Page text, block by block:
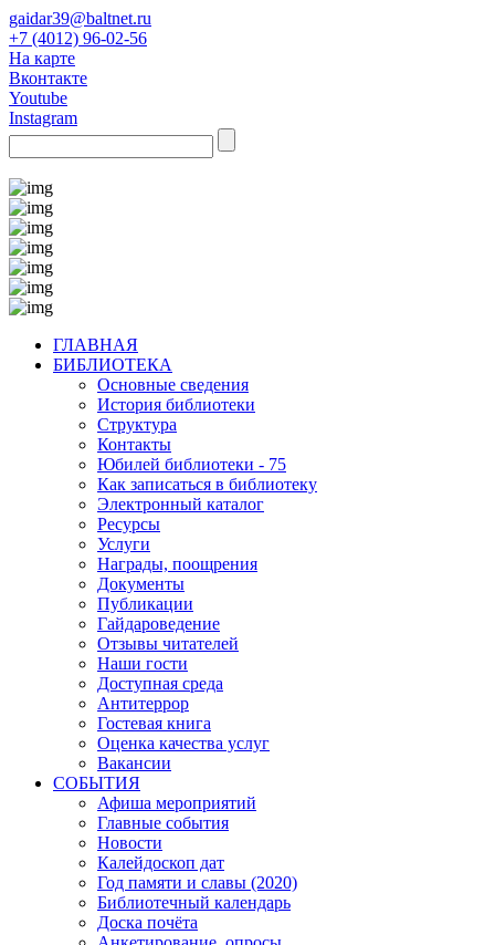
gaidar39@baltnet.ru
+7 (4012) 96-02-56
На карте
Вконтакте
Youtube
Instagram
ГЛАВНАЯ
БИБЛИОТЕКА
Основные сведения
История библиотеки
Структура
Контакты
Юбилей библиотеки - 75
Как записаться в библиотеку
Электронный каталог
Ресурсы
Услуги
Награды, поощрения
Документы
Публикации
Гайдароведение
Отзывы читателей
Наши гости
Доступная среда
Антитеррор
Гостевая книга
Оценка качества услуг
Вакансии
СОБЫТИЯ
Афиша мероприятий
Главные события
Новости
Калейдоскоп дат
Год памяти и славы (2020)
Библиотечный календарь
Доска почёта